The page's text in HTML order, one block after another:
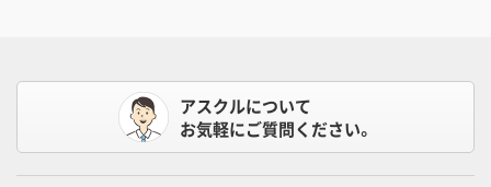
アスクルについて
お気軽にご質問ください。